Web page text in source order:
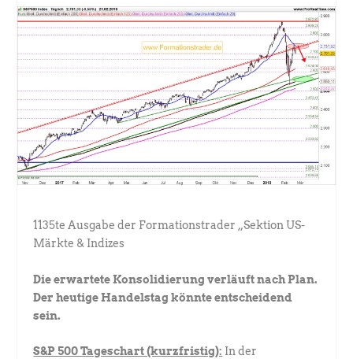
1135te Ausgabe der Formationstrader „Sektion US-
Märkte & Indizes
Die erwartete Konsolidierung verläuft nach Plan.
Der heutige Handelstag könnte entscheidend
sein.
S&P 500 Tageschart (kurzfristig): In der